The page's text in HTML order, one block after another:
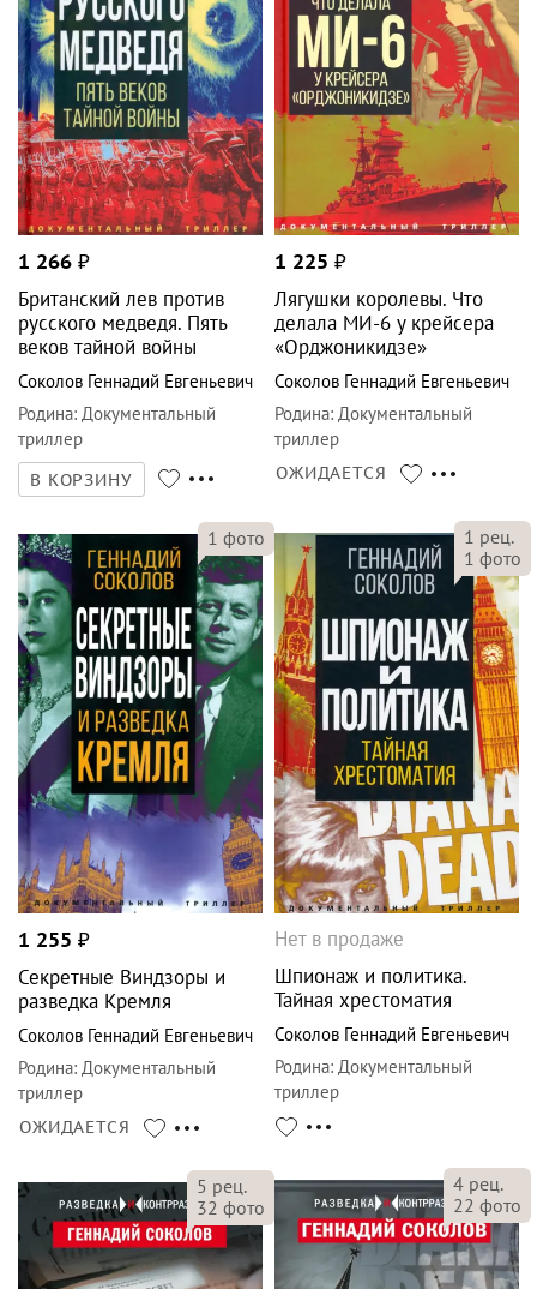
1 266 ₽
Британский лев против
русского медведя. Пять
веков тайной войны
Соколов Геннадий Евгеньевич
Родина: Документальный
триллер
В КОРЗИНУ
1 225 ₽
Лягушки королевы. Что
делала МИ-6 у крейсера
«Орджоникидзе»
Соколов Геннадий Евгеньевич
Родина: Документальный
триллер
ОЖИДАЕТСЯ
1 фото
1 255 ₽
Секретные Виндзоры и
разведка Кремля
Соколов Геннадий Евгеньевич
Родина: Документальный
триллер
ОЖИДАЕТСЯ
1 рец.
1 фото
Нет в продаже
Шпионаж и политика.
Тайная хрестоматия
Соколов Геннадий Евгеньевич
Родина: Документальный
триллер
5 рец.
32 фото
4 рец.
22 фото